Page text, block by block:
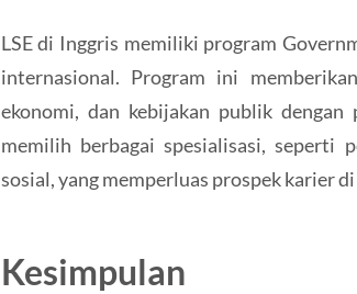
LSE di Inggris memiliki program
internasional. Program ini
ekonomi, dan kebijakan publik
memilih berbagai spesialisasi, seperti
sosial, yang memperluas prospek karier
Kesimpulan